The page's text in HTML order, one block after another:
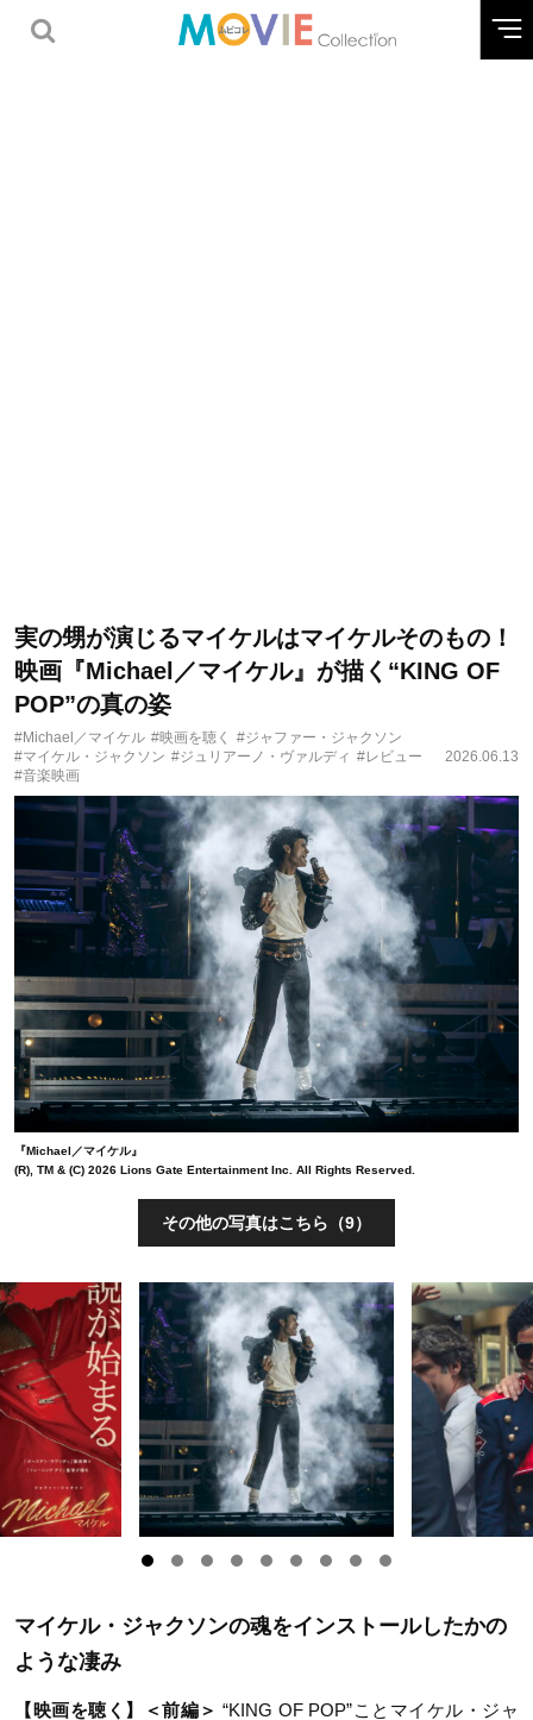
実の甥が演じるマイケルはマイケルそのもの！
映画『Michael／マイケル』が描く“KING OF
POP”の真の姿
#Michael／マイケル #映画を聴く
#ジャファー・ジャクソン
#マイケル・ジャクソン #ジュリアーノ・ヴァルディ #レビュー
#音楽映画
2026.06.13
『Michael／マイケル』
(R), TM & (C) 2026 Lions Gate Entertainment Inc. All Rights Reserved.
その他の写真はこちら（9）
マイケル・ジャクソンの魂をインストールしたかの
ような凄み
【映画を聴く】＜前編＞ “KING OF POP”ことマイケル・ジャ